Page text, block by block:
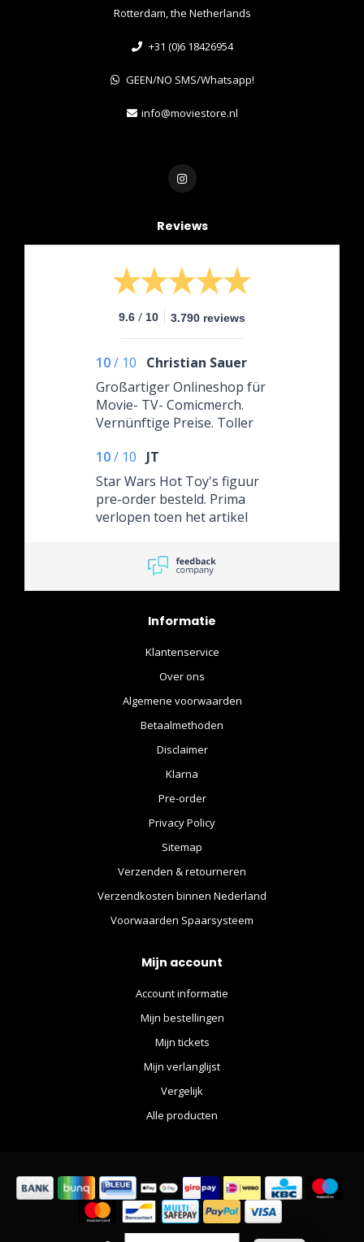
Rotterdam, the Netherlands
+31 (0)6 18426954
GEEN/NO SMS/Whatsapp!
info@moviestore.nl
Reviews
9.6 / 10 3.790 reviews
10/ 10
Christian Sauer
Großartiger Onlineshop für
Movie- TV- Comicmerch.
Vernünftige Preise. Toller
10/ 10
JT
Star Wars Hot Toy's figuur
pre-order besteld. Prima
verlopen toen het artikel
winkel werd gevraagd om
het rest bedrag te voldoen.
En het product is direct na
doorgestuurd naar mijn
Informatie
Klantenservice
Over ons
Algemene voorwaarden
Betaalmethoden
Disclaimer
Klarna
Pre-order
Privacy Policy
Sitemap
Verzenden & retourneren
Verzendkosten binnen Nederland
Voorwaarden Spaarsysteem
Mijn account
Account informatie
Mijn bestellingen
Mijn tickets
Mijn verlanglijst
Vergelijk
Alle producten